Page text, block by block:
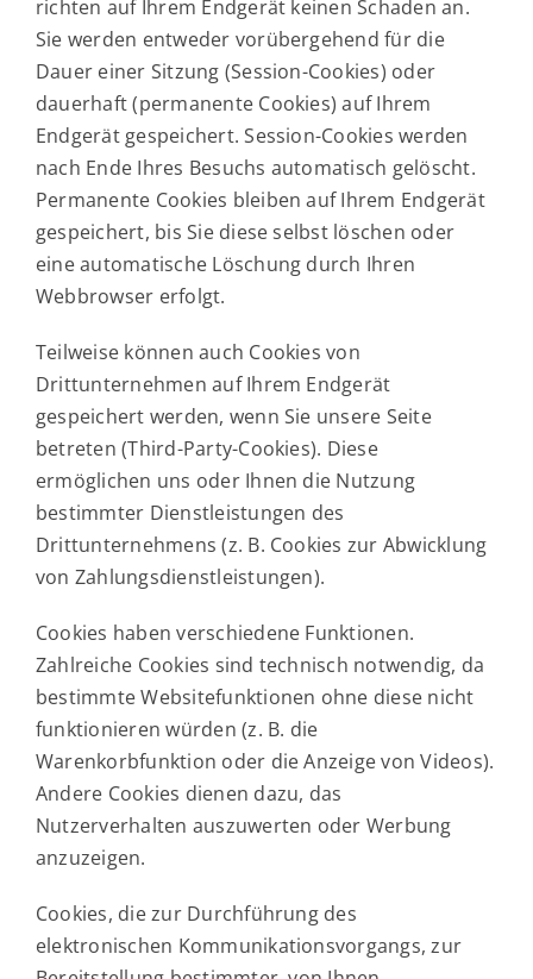
richten auf Ihrem Endgerät keinen Schaden an.
Sie werden entweder vorübergehend für die
Dauer einer Sitzung (Session-Cookies) oder
dauerhaft (permanente Cookies) auf Ihrem
Endgerät gespeichert. Session-Cookies werden
nach Ende Ihres Besuchs automatisch gelöscht.
Permanente Cookies bleiben auf Ihrem Endgerät
gespeichert, bis Sie diese selbst löschen oder
eine automatische Löschung durch Ihren
Webbrowser erfolgt.
Teilweise können auch Cookies von
Drittunternehmen auf Ihrem Endgerät
gespeichert werden, wenn Sie unsere Seite
betreten (Third-Party-Cookies). Diese
ermöglichen uns oder Ihnen die Nutzung
bestimmter Dienstleistungen des
Drittunternehmens (z. B. Cookies zur Abwicklung
von Zahlungsdienstleistungen).
Cookies haben verschiedene Funktionen.
Zahlreiche Cookies sind technisch notwendig, da
bestimmte Websitefunktionen ohne diese nicht
funktionieren würden (z. B. die
Warenkorbfunktion oder die Anzeige von Videos).
Andere Cookies dienen dazu, das
Nutzerverhalten auszuwerten oder Werbung
anzuzeigen.
Cookies, die zur Durchführung des
elektronischen Kommunikationsvorgangs, zur